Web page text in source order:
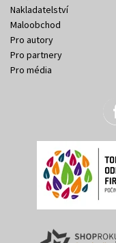
Nakladatelství
Maloobchod
Pro autory
Pro partnery
Pro média